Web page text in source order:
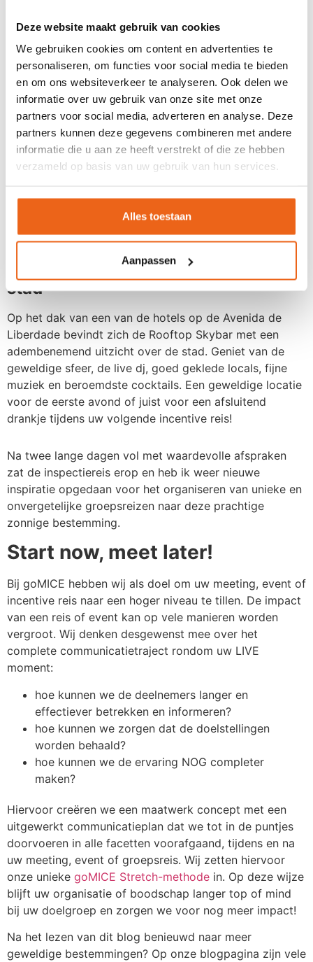
Deze website maakt gebruik van cookies
We gebruiken cookies om content en advertenties te
personaliseren, om functies voor social media te bieden
en om ons websiteverkeer te analyseren. Ook delen we
informatie over uw gebruik van onze site met onze
partners voor social media, adverteren en analyse. Deze
partners kunnen deze gegevens combineren met andere
informatie die u aan ze heeft verstrekt of die ze hebben
verzameld op basis van uw gebruik van hun services.
Alles toestaan
Aanpassen
tijdens een kleurrijke Beetle tour.
2. Koninklijke sferen in Barrio Alto
Koninklijke sferen zijn terug te vinden in een prachtige
restaurant, midden in de wijk ‘Barrio Alto’, welke zich
ook perfect leent als evntlocatie .Bij binnenkomt in dit
18e-eeuwse paleis waant u zich in een sprookje
wanneer u tegen de prachtige kerkelijke trap loopt.
Eenmaal boven kunt u genieten van een overheerlijk
uniek decor zijn voor een intiem diner of feestelijke
afsluiting van uw incentive reis.
3. Panoramisch uitzicht over de
stad
Op het dak van een van de hotels op de Avenida de
Liberdade bevindt zich de Rooftop Skybar met een
adembenemend uitzicht over de stad. Geniet van de
geweldige sfeer, de live dj, goed geklede locals, fijne
muziek en beroemdste cocktails. Een geweldige locatie
voor de eerste avond of juist voor een afsluitend
drankje tijdens uw volgende incentive reis!
Na twee lange dagen vol met waardevolle afspraken
zat de inspectiereis erop en heb ik weer nieuwe
inspiratie opgedaan voor het organiseren van unieke en
onvergetelijke groepsreizen naar deze prachtige
zonnige bestemming.
Start now, meet later!
Bij goMICE hebben wij als doel om uw meeting, event of
incentive reis naar een hoger niveau te tillen. De impact
van een reis of event kan op vele manieren worden
vergroot. Wij denken desgewenst mee over het
complete communicatietraject rondom uw LIVE
moment:
hoe kunnen we de deelnemers langer en
effectiever betrekken en informeren?
hoe kunnen we zorgen dat de doelstellingen
worden behaald?
hoe kunnen we de ervaring NOG completer
maken?
Hiervoor creëren we een maatwerk concept met een
uitgewerkt communicatieplan dat we tot in de puntjes
doorvoeren in alle facetten voorafgaand, tijdens en na
uw meeting, event of groepsreis. Wij zetten hiervoor
onze unieke goMICE Stretch-methode in. Op deze wijze
blijft uw organisatie of boodschap langer top of mind
bij uw doelgroep en zorgen we voor nog meer impact!
Na het lezen van dit blog benieuwd naar meer
geweldige bestemmingen? Op onze blogpagina zijn vele